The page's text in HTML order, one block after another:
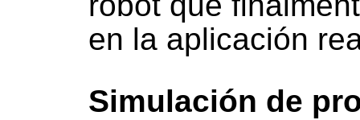
en la aplicación
Simulación de